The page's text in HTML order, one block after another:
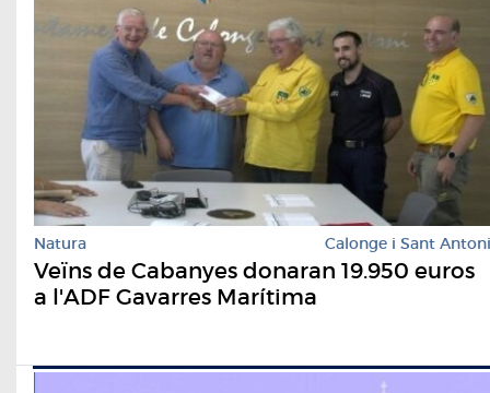
Natura Calonge i Sant Antoni
Veïns de Cabanyes donaran 19.950 euros
a l'ADF Gavarres Marítima